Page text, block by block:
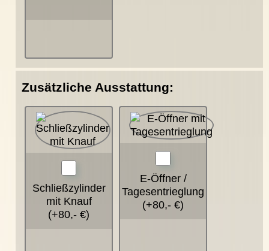
Zusätzliche Ausstattung:
Schließzylinder
mit Knauf
(+80,- €)
E-Öffner /
Tagesentrieglung
(+80,- €)